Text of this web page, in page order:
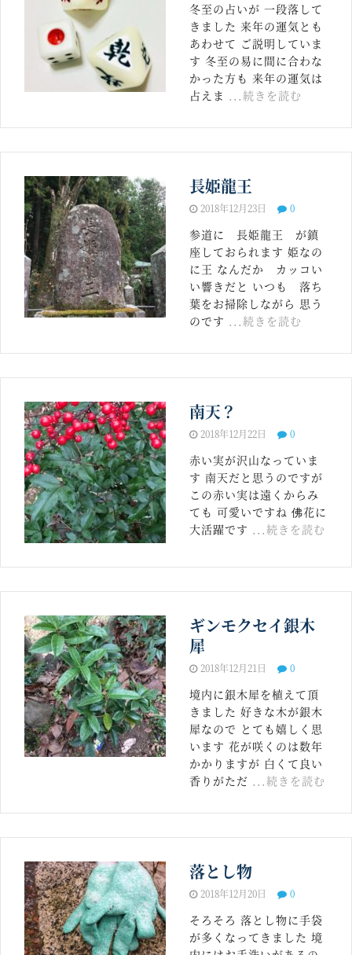
冬至の占いが 一段落して
きました 来年の運気とも
あわせて ご説明していま
す 冬至の易に間に合わな
かった方も 来年の運気は
占えま ...続きを読む
長姫龍王
2018年12月23日 0
参道に 長姫龍王 が鎮
座しておられます 姫なの
に王 なんだか カッコい
い響きだと いつも 落ち
葉をお掃除しながら 思う
のです ...続きを読む
南天？
2018年12月22日 0
赤い実が沢山なっていま
す 南天だと思うのですが
この赤い実は遠くからみ
ても 可愛いですね 佛花に
大活躍です ...続きを読む
ギンモクセイ銀木
犀
2018年12月21日 0
境内に銀木犀を植えて頂
きました 好きな木が銀木
犀なので とても嬉しく思
います 花が咲くのは数年
かかりますが 白くて良い
香りがただ ...続きを読む
落とし物
2018年12月20日 0
そろそろ 落とし物に手袋
が多くなってきました 境